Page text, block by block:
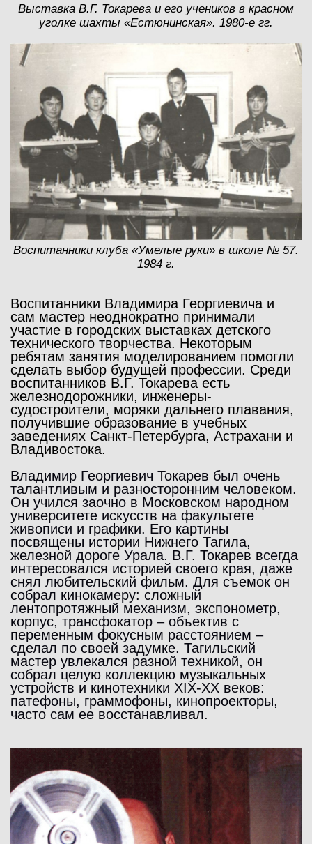
Выставка В.Г. Токарева и его учеников в красном
уголке шахты «Естюнинская». 1980-е гг.
Воспитанники клуба «Умелые руки» в школе № 57.
1984 г.
Воспитанники Владимира Георгиевича и
сам мастер неоднократно принимали
участие в городских выставках детского
технического творчества. Некоторым
ребятам занятия моделированием помогли
сделать выбор будущей профессии. Среди
воспитанников В.Г. Токарева есть
железнодорожники, инженеры-
судостроители, моряки дальнего плавания,
получившие образование в учебных
заведениях Санкт-Петербурга, Астрахани и
Владивостока.
Владимир Георгиевич Токарев был очень
талантливым и разносторонним человеком.
Он учился заочно в Московском народном
университете искусств на факультете
живописи и графики. Его картины
посвящены истории Нижнего Тагила,
железной дороге Урала. В.Г. Токарев всегда
интересовался историей своего края, даже
снял любительский фильм. Для съемок он
собрал кинокамеру: сложный
лентопротяжный механизм, экспонометр,
корпус, трансфокатор – объектив с
переменным фокусным расстоянием –
сделал по своей задумке. Тагильский
мастер увлекался разной техникой, он
собрал целую коллекцию музыкальных
устройств и кинотехники XIX-XX веков:
патефоны, граммофоны, кинопроекторы,
часто сам ее восстанавливал.